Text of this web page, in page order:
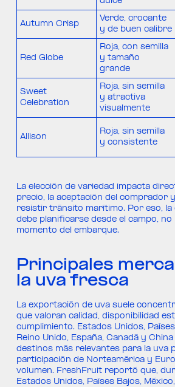
Autumn Crisp
Verde, crocante
y de buen calibre
Red Globe
Roja, con semilla
y tamaño
grande
Sweet
Celebration
Roja, sin semilla
y atractiva
visualmente
Allison
Roja, sin semilla
y consistente
La elección de variedad impacta
precio, la aceptación del comprador
resistir tránsito marítimo. Por eso, la
debe planificarse desde el campo, no
momento del embarque.
Principales
la uva fresca
La exportación de uva suele
que valoran calidad, disponibilidad
cumplimiento. Estados Unidos,
Reino Unido, España, Canadá y
destinos más relevantes para la uva
participación de Norteamérica y
volumen. FreshFruit reportó que,
Estados Unidos, Países Bajos,